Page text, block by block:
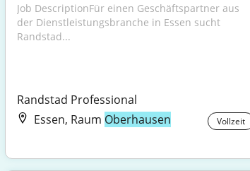
Job DescriptionFür einen Geschäftspartner aus
der Dienstleistungsbranche in Essen sucht
Randstad...
Randstad Professional
Essen, Raum Oberhausen Vollzeit